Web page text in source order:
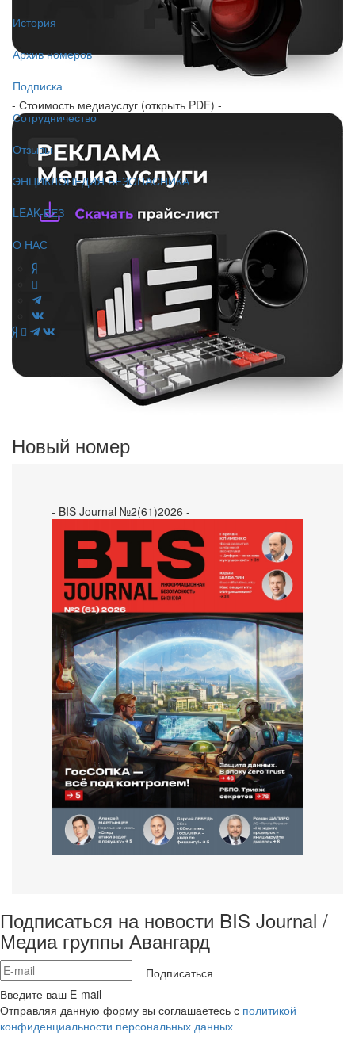
История
Архив номеров
Подписка
Сотрудничество
Отзывы
ЭНЦИКЛОПЕДИЯ БЕЗОПАСНИКА
LEAK-БЕЗ
О НАС
- Стоимость медиауслуг (открыть PDF) -
Новый номер
- BIS Journal №2(61)2026 -
Подписаться на новости BIS Journal /
Медиа группы Авангард
Подписаться
Введите ваш E-mail
Отправляя данную форму вы соглашаетесь с политикой
конфиденциальности персональных данных